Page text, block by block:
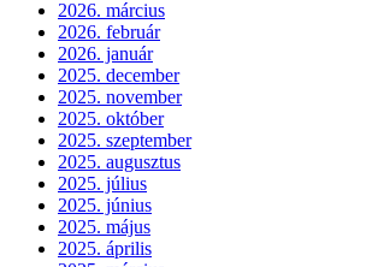
2026. március
2026. február
2026. január
2025. december
2025. november
2025. október
2025. szeptember
2025. augusztus
2025. július
2025. június
2025. május
2025. április